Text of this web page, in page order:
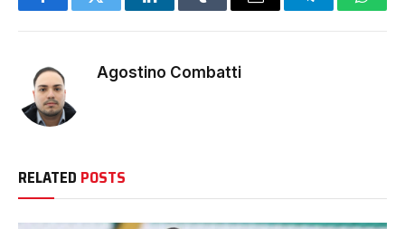
FacebookTwitter LinkedInTumblr Email Telegram
Agostino Combatti
RELATED POSTS